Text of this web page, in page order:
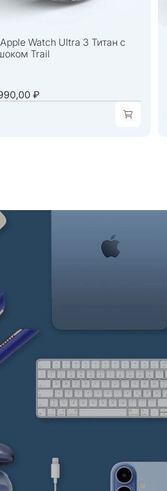
Watch Ultra 3 Титан с
Trail
₽